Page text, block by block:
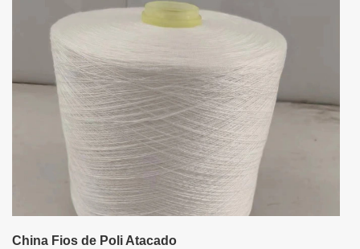
China Fios de Poli Atacado